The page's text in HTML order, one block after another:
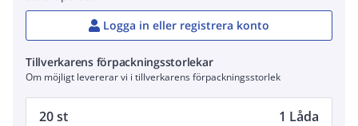
Logga in eller registrera konto
Tillverkarens förpackningsstorlekar
Om möjligt levererar vi i tillverkarens förpackningsstorlek
20 st 1 Låda